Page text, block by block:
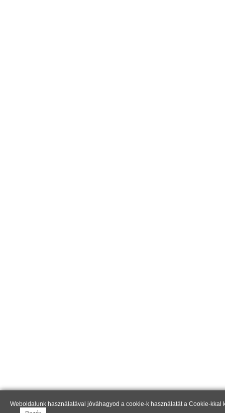
Weboldalunk használatával jóváhagyod a cookie-k használatát a Cookie-kkal